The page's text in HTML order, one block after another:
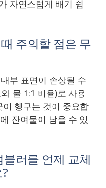
자연스럽게 배기 쉽
주의할 점은 무
부 표면이 손상될 수
물 1:1 비율)로 사용
헹구는 것이 중요합
잔여물이 남을 수 있
러를 언제 교체